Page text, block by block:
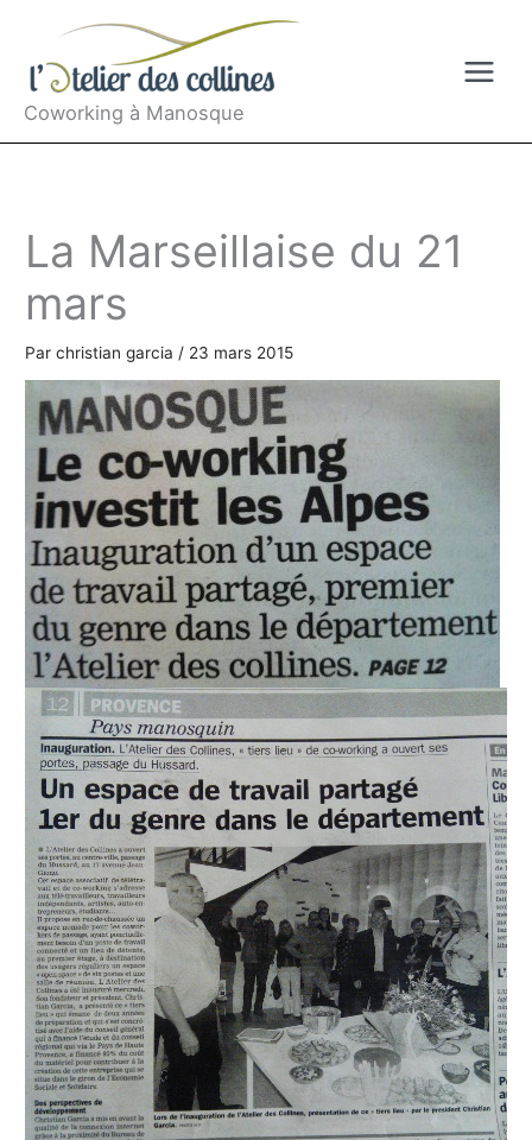
contenu
Coworking à Manosque
La Marseillaise du 21
mars
Parchristian garcia / 23 mars 2015